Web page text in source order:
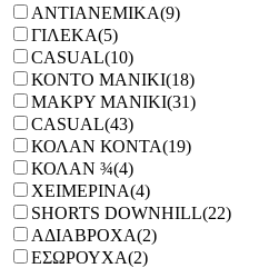
ΑΝΤΙΑΝΕΜΙΚΑ(9)
ΓΙΛΕΚΑ(5)
CASUAL(10)
ΚΟΝΤΟ ΜΑΝΙΚΙ(18)
ΜΑΚΡΥ ΜΑΝΙΚΙ(31)
CASUAL(43)
ΚΟΛΑΝ ΚΟΝΤΑ(19)
ΚΟΛΑΝ ¾(4)
ΧΕΙΜΕΡΙΝΑ(4)
SHORTS DOWNHILL(22)
ΑΔΙΑΒΡΟΧΑ(2)
ΕΣΩΡΟΥΧΑ(2)